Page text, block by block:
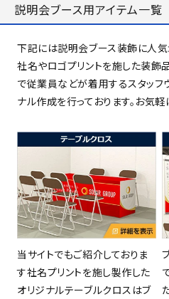
説明会ブース用アイテム一覧
下記には説明会ブース装飾に人気
社名やロゴプリントを施した装飾
で従業員などが着用するスタッフ
ナル作成を行っております。お気
当サイトでもご紹介しておりま
す社名プリントを施し製作した
オリジナルテーブルクロスはブ